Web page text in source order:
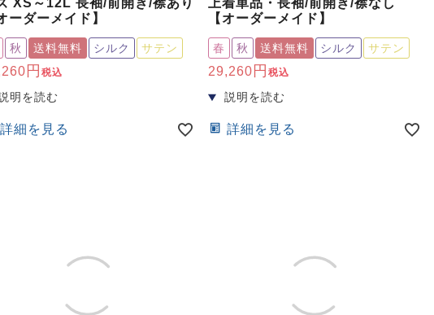
XS～12L 長袖/前開き/襟あり
ーダーメイド】
秋 送料無料 シルク サテン
税込
詳細を見る
上着単品・長袖/前開き/襟なし
【オーダーメイド】
春 秋 送料無料 シルク サテン
29,260 税込
詳細を見る